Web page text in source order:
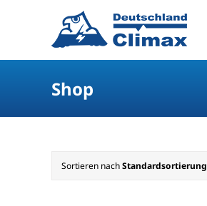
Shop
Sortieren nachStandardsortierung